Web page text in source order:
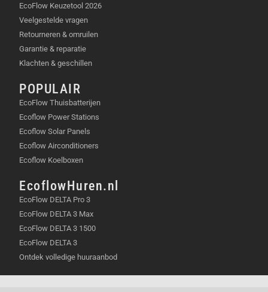
EcoFlow Keuzetool 2026
Veelgestelde vragen
Retourneren & omruilen
Garantie & reparatie
Klachten & geschillen
POPULAIR
EcoFlow Thuisbatterijen
Ecoflow Power Stations
Ecoflow Solar Panels
Ecoflow Airconditioners
Ecoflow Koelboxen
EcoflowHuren.nl
EcoFlow DELTA Pro 3
EcoFlow DELTA 3 Max
EcoFlow DELTA 3 1500
EcoFlow DELTA 3
Ontdek volledige huuraanbod